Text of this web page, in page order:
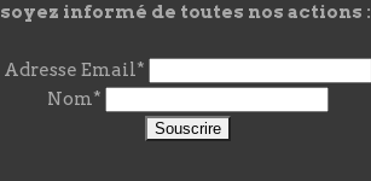
soyez informé de toutes nos actions :
Adresse Email*
Nom*